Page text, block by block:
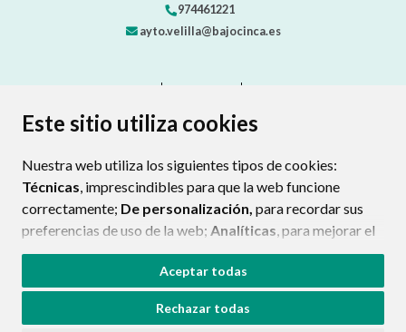
Este sitio utiliza cookies
Nuestra web utiliza los siguientes tipos de cookies:
Técnicas, imprescindibles para que la web funcione
correctamente; De personalización, para recordar sus
preferencias de uso de la web; Analíticas, para mejorar el
funcionamiento de la web y sus servicios.
Si acepta pulsando el botón“Aceptar todas”
consideramos que acepta su uso. Si pulsa el botón
Aceptar todas
Rechazar todas
974461221
ayto.velilla@bajocinca.es
PROTECCIÓN DE DATOS
POLÍTICA DE COOKIES